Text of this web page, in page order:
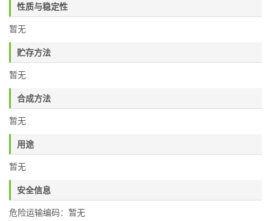
性质与稳定性
暂无
贮存方法
暂无
合成方法
暂无
用途
暂无
安全信息
危险运输编码：暂无